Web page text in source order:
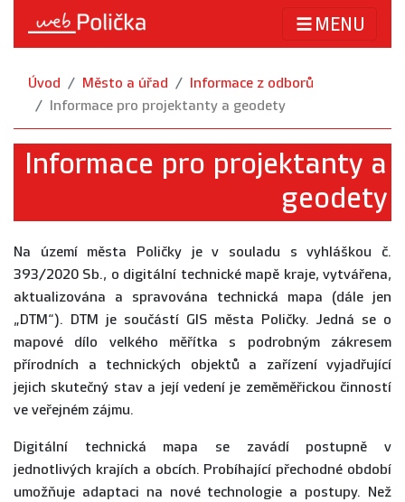
MENU
Úvod Město a úřad
Informace z odborů
Informace pro projektanty a geodety
Informace pro projektanty a
geodety
Na území města Poličky je v souladu s vyhláškou č.
393/2020 Sb., o digitální technické mapě kraje, vytvářena,
aktualizována a spravována technická mapa (dále jen
„DTM“). DTM je součástí GIS města Poličky. Jedná se o
mapové dílo velkého měřítka s podrobným zákresem
přírodních a technických objektů a zařízení vyjadřující
jejich skutečný stav a její vedení je zeměměřickou činností
ve veřejném zájmu.
Digitální technická mapa se zavádí postupně v
jednotlivých krajích a obcích. Probíhající přechodné období
umožňuje adaptaci na nové technologie a postupy. Než